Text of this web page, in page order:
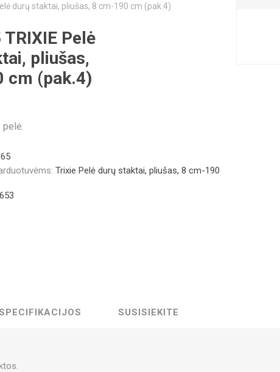
durų staktai, pliušas, 8 cm-190 cm (pak.4)
Pelė
pliušas,
cm (pak.4)
Trixie Pelė durų staktai, pliušas, 8 cm-190
SUSISIEKITE